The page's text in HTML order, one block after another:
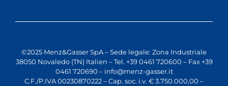
©2025 Menz&Gasser SpA – Sede legale: Zona Industriale
38050 Novaledo (TN) Italien – Tel. +39 0461 720600 – Fax +39
0461 720690 – info@menz-gasser.it
C.F./P.IVA 00230870222 – Cap. soc. i.v. € 3.750.000,00 –